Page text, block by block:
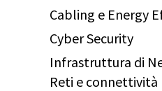
Cabling e Energy
Cyber Security
Infrastruttura di
Reti e connettività